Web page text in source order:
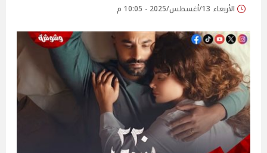
الأربعاء 13/أغسطس/2025 - 10:05 م